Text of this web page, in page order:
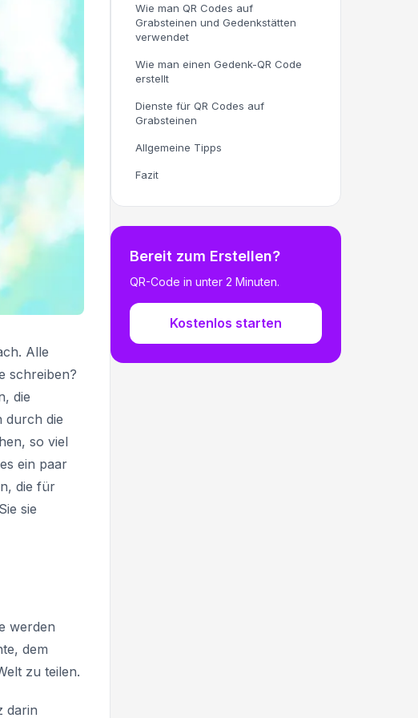
Alle
schreiben?
die
durch die
so viel
ein paar
die für
sie
werden
dem
zu teilen.
darin
Wie man QR Codes auf
Grabsteinen und Gedenkstätten
verwendet
Wie man einen Gedenk-QR Code
erstellt
Dienste für QR Codes auf
Grabsteinen
Allgemeine Tipps
Fazit
Bereit zum Erstellen?
QR-Code in unter 2 Minuten.
Kostenlos starten